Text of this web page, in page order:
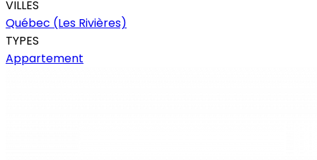
VILLES
Québec (Les Rivières)
TYPES
Appartement